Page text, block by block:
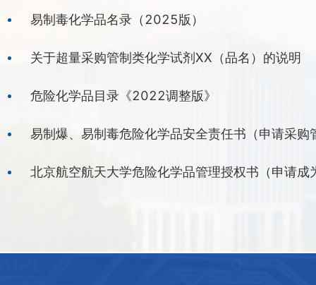
易制毒化学品名录（2025版）
关于超量采购管制类化学试剂XX（品名）的说明
危险化学品目录《2022调整版》
易制爆、易制毒危险化学品安全责任书（申请采购
北京航空航天大学危险化学品管理授权书（申请成